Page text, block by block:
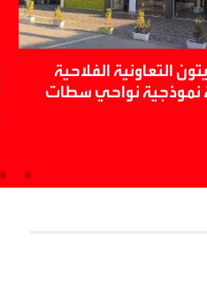
التعاونية الفلاحية
نموذجية نواحي سطات